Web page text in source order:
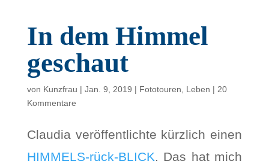
In dem Himmel
geschaut
von Kunzfrau | Jan. 9, 2019 | Fototouren Leben | 20
Kommentare
Claudia veröffentlichte kürzlich einen
HIMMELS-rück-BLICK. Das hat mich